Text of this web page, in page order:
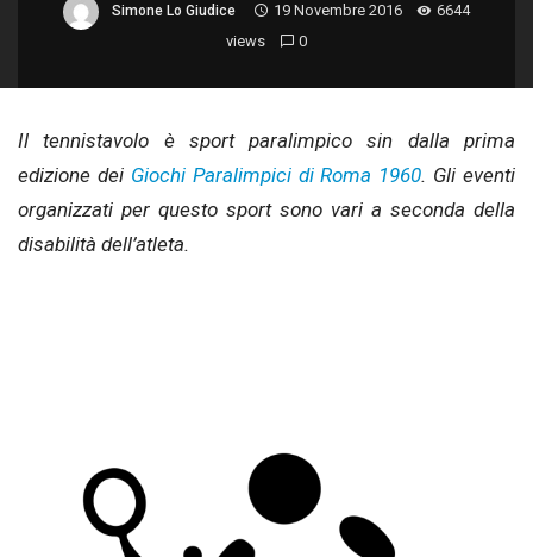
Simone Lo Giudice 19 Novembre 2016
6644
views
0
Il tennistavolo è sport paralimpico sin dalla prima
edizione dei Giochi Paralimpici di Roma 1960. Gli eventi
organizzati per questo sport sono vari a seconda della
disabilità dell’atleta.